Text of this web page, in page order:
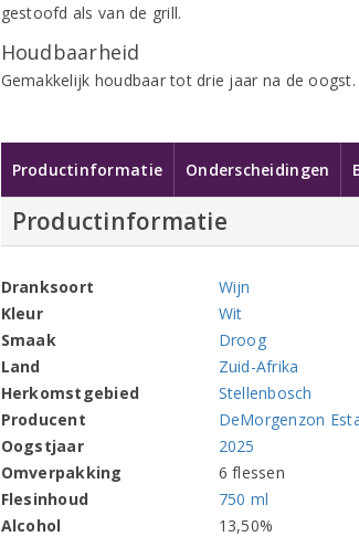
gestoofd als van de grill.
Houdbaarheid
Gemakkelijk houdbaar tot drie jaar na de oogst.
Productinformatie Onderscheidingen
Productinformatie
Dranksoort
Wijn
Kleur
Wit
Smaak
Droog
Land
Zuid-Afrika
Herkomstgebied
Stellenbosch
Producent
DeMorgenzon
Oogstjaar
2025
Omverpakking
6 flessen
Flesinhoud
750 ml
Alcohol
13,50%